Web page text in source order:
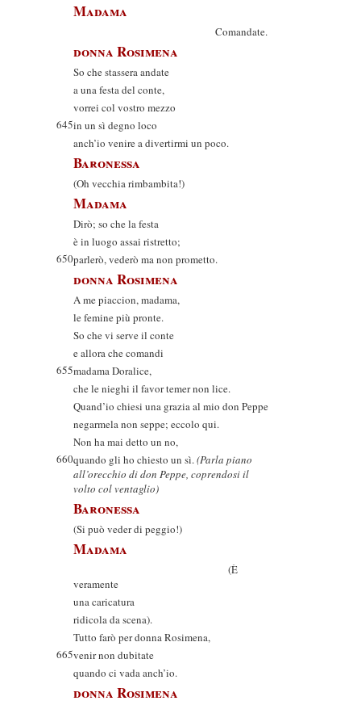
Madama
Comandate.
donna Rosimena
So che stassera andate
a una festa del conte,
vorrei col vostro mezzo
645in un sì degno loco
anch’io venire a divertirmi un poco.
Baronessa
(Oh vecchia rimbambita!)
Madama
Dirò; so che la festa
è in luogo assai ristretto;
650parlerò, vederò ma non prometto.
donna Rosimena
A me piaccion, madama,
le femine più pronte.
So che vi serve il conte
e allora che comandi
655madama Doralice,
che le nieghi il favor temer non lice.
Quand’io chiesi una grazia al mio don Peppe
negarmela non seppe; eccolo qui.
Non ha mai detto un no,
660quando gli ho chiesto un sì.(Parla piano
all’orecchio di don Peppe, coprendosi il
volto col ventaglio)
Baronessa
(Si può veder di peggio!)
Madama
(È
veramente
una caricatura
ridicola da scena).
Tutto farò per donna Rosimena,
665venir non dubitate
quando ci vada anch’io.
donna Rosimena